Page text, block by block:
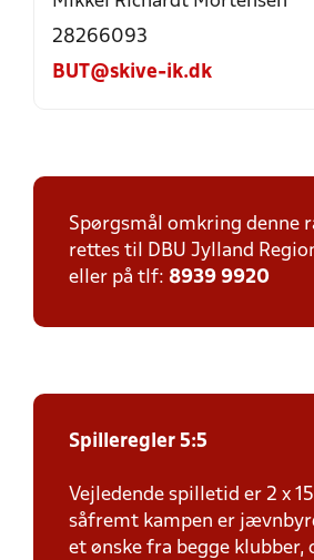
28266093
BUT@skive-ik.dk
Spørgsmål omkring denne
rettes til DBU Jylland
eller på tlf: 8939 9920
Spilleregler 5:5
Vejledende spilletid er 2 x
såfremt kampen er
et ønske fra begge klubber,